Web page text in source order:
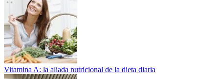
Vitamina A: la aliada nutricional de la dieta diaria